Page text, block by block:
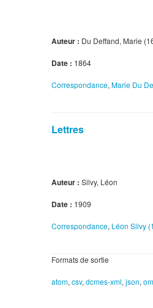
Auteur : Du Deffand, Marie
Date : 1864
Correspondance, Marie‎ Du
Lettres
Auteur : Silvy, Léon
Date : 1909
Correspondance, Léon Silvy
Formats de sortie
atom, csv, dcmes-xml, json,